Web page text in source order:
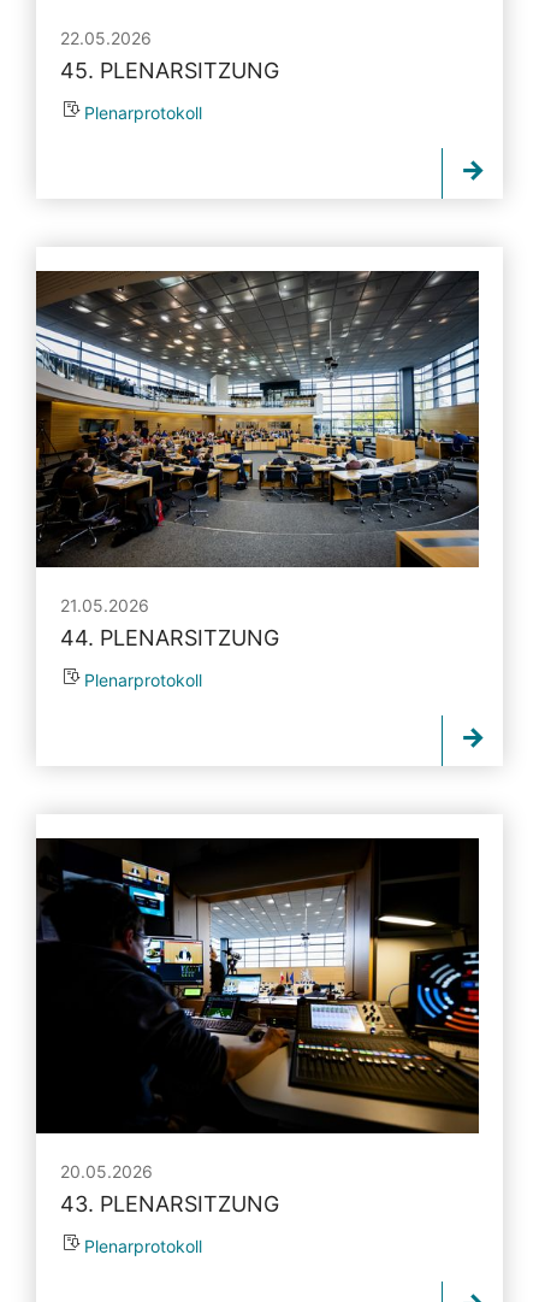
22.05.2026
45. PLENARSITZUNG
Plenarprotokoll
21.05.2026
44. PLENARSITZUNG
Plenarprotokoll
20.05.2026
43. PLENARSITZUNG
Plenarprotokoll